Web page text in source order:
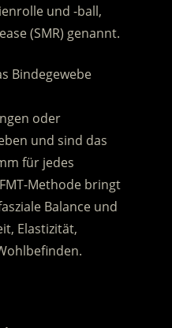
und -ball,
(SMR) genannt.
Bindegewebe
oder
und sind das
für jedes
Methode bringt
Balance und
Elastizität,